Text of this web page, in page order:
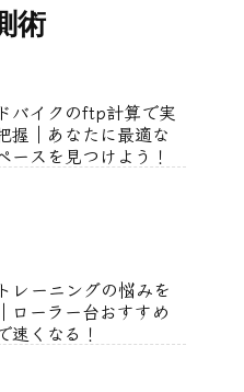
術
バイクのftp計算で実
握｜あなたに最適な
ースを見つけよう！
レーニングの悩みを
ローラー台おすすめ
速くなる！